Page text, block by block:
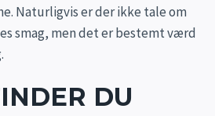
Naturligvis er der ikke tale om
smag, men det er bestemt værd
DU